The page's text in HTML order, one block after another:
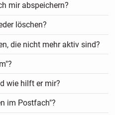
mir abspeichern?
löschen?
die nicht mehr aktiv sind?
wie hilft er mir?
im Postfach"?